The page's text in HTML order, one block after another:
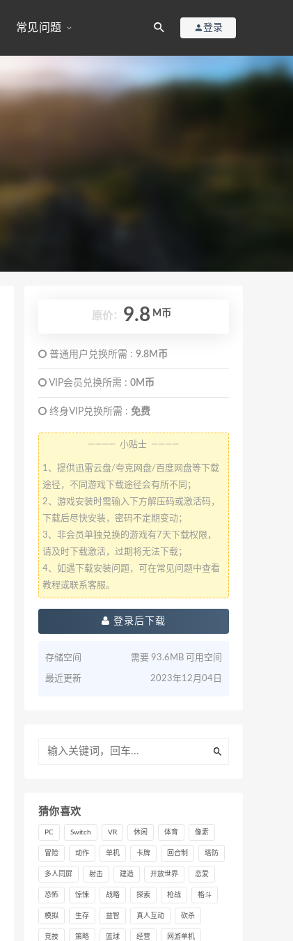
常见问题 登录
原价： 9.8 M币
普通用户兑换所需 : 9.8M币
VIP会员兑换所需 : 0M币
终身VIP兑换所需 : 免费
———— 小贴士 ————
1、提供迅雷云盘/夸克网盘/百度网盘等下载
途径，不同游戏下载途径会有所不同；
2、游戏安装时需输入下方解压码或激活码，
下载后尽快安装，密码不定期变动；
3、非会员单独兑换的游戏有7天下载权限，
请及时下载激活，过期将无法下载；
4、如遇下载安装问题，可在常见问题中查看
教程或联系客服。
登录后下载
存储空间 需要 93.6MB 可用空间
最近更新 2023年12月04日
猜你喜欢
PC Switch VR 休闲 体育 像素
冒险 动作 单机 卡牌 回合制 塔防
多人同屏 射击 建造 开放世界 恋爱
恐怖 惊悚 战略 探索 枪战 格斗
模拟 生存 益智 真人互动 砍杀
竞技 策略 篮球 经营 网游单机